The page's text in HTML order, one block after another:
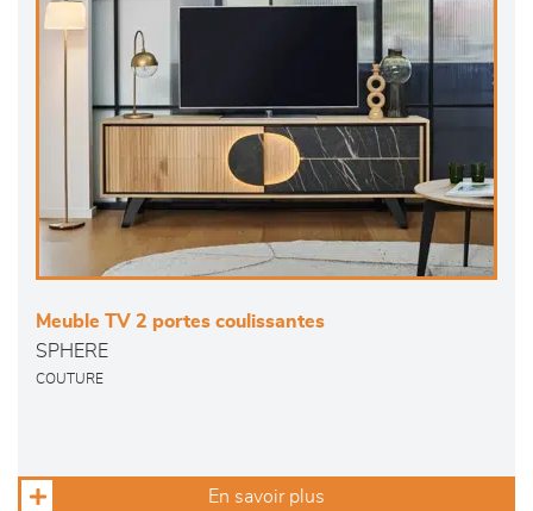
Meuble TV 2 portes coulissantes
SPHERE
COUTURE
En savoir plus